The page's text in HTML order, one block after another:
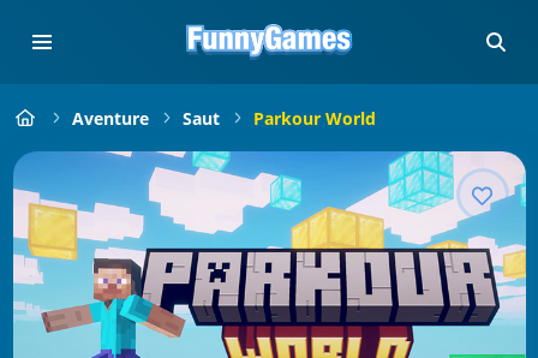
Aventure Saut Parkour World